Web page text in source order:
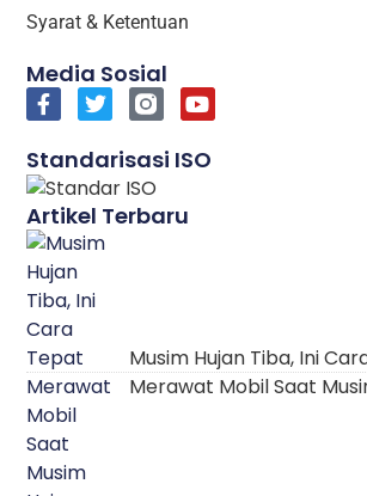
Artikel Terbaru
Musim Hujan Tiba, Ini
Merawat Mobil Saat
Syarat & Ketentuan
Media Sosial
Standarisasi ISO